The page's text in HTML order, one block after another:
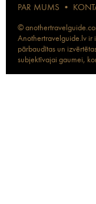
PAR MUMS •
©
Anothertravelguide.lv ir
pārbaudītas un
subjektīvajai gaumei,